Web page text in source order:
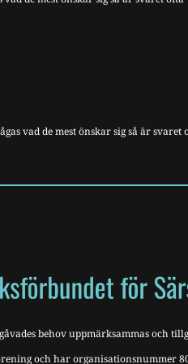
vad de mest önskar sig så är svaret
behov uppmärksammas och
och har organisationsnummer